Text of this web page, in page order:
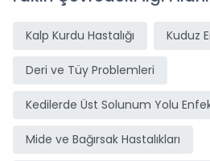
Kalp Kurdu Hastalığı Kuduz
Deri ve Tüy Problemleri
Kedilerde Üst Solunum Yolu
Mide ve Bağırsak Hastalıkları